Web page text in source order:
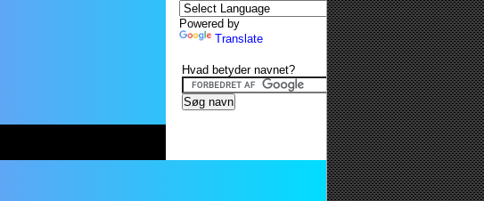
Powered by
Translate
Hvad betyder navnet?